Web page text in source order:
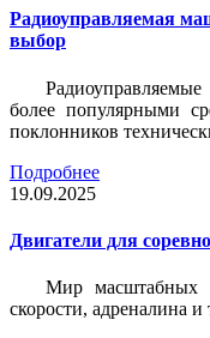
Радиоуправляемая
выбор
более популярными
поклонников
Подробнее
19.09.2025
Двигатели для
Мир масштабных
скорости, адреналина